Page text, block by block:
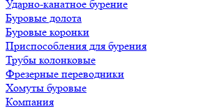
Ударно-канатное бурение
Буровые долота
Буровые коронки
Приспособления для бурения
Трубы колонковые
Фрезерные переводники
Хомуты буровые
Компания